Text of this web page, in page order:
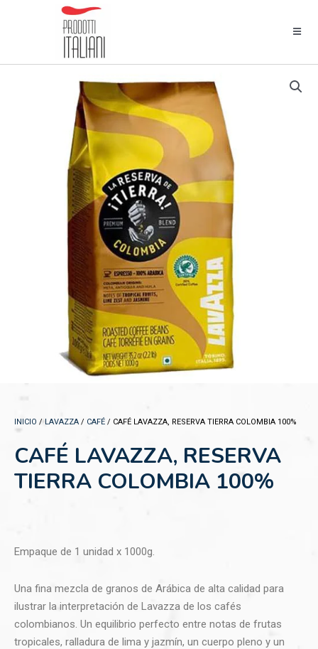
INICIO /LAVAZZA / CAFÉ / CAFÉ LAVAZZA, RESERVA TIERRA COLOMBIA 100%
CAFÉ LAVAZZA, RESERVA
TIERRA COLOMBIA 100%
Empaque de 1 unidad x 1000g.
Una fina mezcla de granos de Arábica de alta calidad para
ilustrar la interpretación de Lavazza de los cafés
colombianos. Un equilibrio perfecto entre notas de frutas
tropicales, ralladura de lima y jazmín, un cuerpo pleno y un